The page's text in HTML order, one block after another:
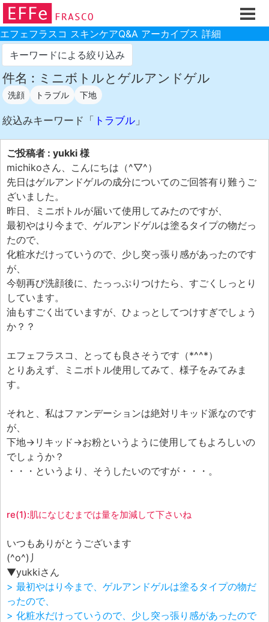
ホーム
ご注文フォーム
初回割引
製品のご案内
お買い物ガイド
スキンケアQ&Aアーカイブス
製品レビュー
スキンケア基礎講座
コスメ辞典 化粧品成分検索
ご購入履歴
ご登録情報
ご紹介(アフェリエイト)制度
エフェ研究所について
お問い合わせフォーム
エフェフラスコ スキンケアQ&A アーカイブス 詳細
キーワードによる絞り込み
件名 : ミニボトルとゲルアンドゲル
洗顔 トラブル 下地
絞込みキーワード「 トラブル 」
ご投稿者 : yukki 様
michikoさん、こんにちは（^▽^）
先日はゲルアンドゲルの成分についてのご回答有り難うご
ざいました。
昨日、ミニボトルが届いて使用してみたのですが、
最初やはり今まで、ゲルアンドゲルは塗るタイプの物だっ
たので、
化粧水だけっていうので、少し突っ張り感があったのです
が、
今朝再び洗顔後に、たっっぷりつけたら、すごくしっとり
しています。
油もすごく出ていますが、ひょっとしてつけすぎでしょう
か？？
エフェフラスコ、とっても良さそうです（*^^*）
とりあえず、ミニボトル使用してみて、様子をみてみま
す。
それと、私はファンデーションは絶対リキッド派なのです
が、
下地→リキッド→お粉というように使用してもよろしいの
でしょうか？
・・・というより、そうしたいのですが・・・。
re(1):肌になじむまでは量を加減して下さいね
いつもありがとうございます
(^o^)丿
▼yukkiさん
> 最初やはり今まで、ゲルアンドゲルは塗るタイプの物だ
ったので、
> 化粧水だけっていうので、少し突っ張り感があったので